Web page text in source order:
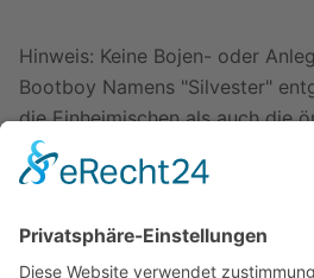
Hinweis: Keine Bojen- oder
Bootboy Namens "Silvester"
die Einheimischen als auch die
warnen vor ihm, da er
zu kassieren (Stand: Februar
dort gemacht.